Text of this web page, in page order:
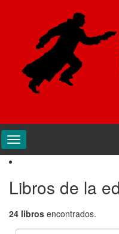
Libros de la
24 libros encontrados.